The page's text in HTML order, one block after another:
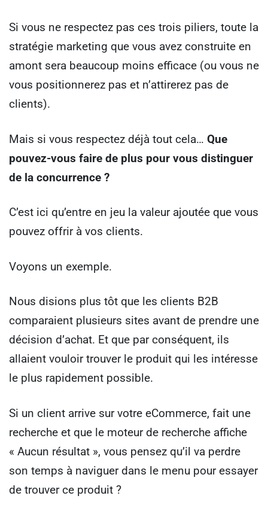
Si vous ne respectez pas ces trois piliers, toute la
stratégie marketing que vous avez construite en
amont sera beaucoup moins efficace (ou vous ne
vous positionnerez pas et n’attirerez pas de
clients).
Mais si vous respectez déjà tout cela… Que
pouvez-vous faire de plus pour vous distinguer
de la concurrence ?
C’est ici qu’entre en jeu la valeur ajoutée que vous
pouvez offrir à vos clients.
Voyons un exemple.
Nous disions plus tôt que les clients B2B
comparaient plusieurs sites avant de prendre une
décision d’achat. Et que par conséquent, ils
allaient vouloir trouver le produit qui les intéresse
le plus rapidement possible.
Si un client arrive sur votre eCommerce, fait une
recherche et que le moteur de recherche affiche
« Aucun résultat », vous pensez qu’il va perdre
son temps à naviguer dans le menu pour essayer
de trouver ce produit ?